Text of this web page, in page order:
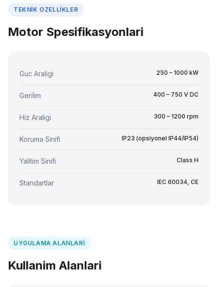
TEKNIK OZELLIKLER
Motor Spesifikasyonlari
Guc Araligi 250 – 1000 kW
Gerilim 400 – 750 V DC
Hiz Araligi 300 – 1200 rpm
Koruma Sinifi IP23 (opsiyonel IP44/IP54)
Yalitim Sinifi Class H
Standartlar IEC 60034, CE
UYGULAMA ALANLARI
Kullanim Alanlari